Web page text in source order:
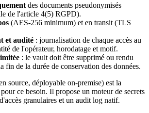
des documents pseudonymisés
de l'article 4(5) RGPD).
(AES-256 minimum) et en transit (TLS
et audité : journalisation de chaque accès au
de l'opérateur, horodatage et motif.
: le vault doit être supprimé ou rendu
fin de la durée de conservation des données.
source, déployable on-premise) est la
ce besoin. Il propose un moteur de secrets
granulaires et un audit log natif.